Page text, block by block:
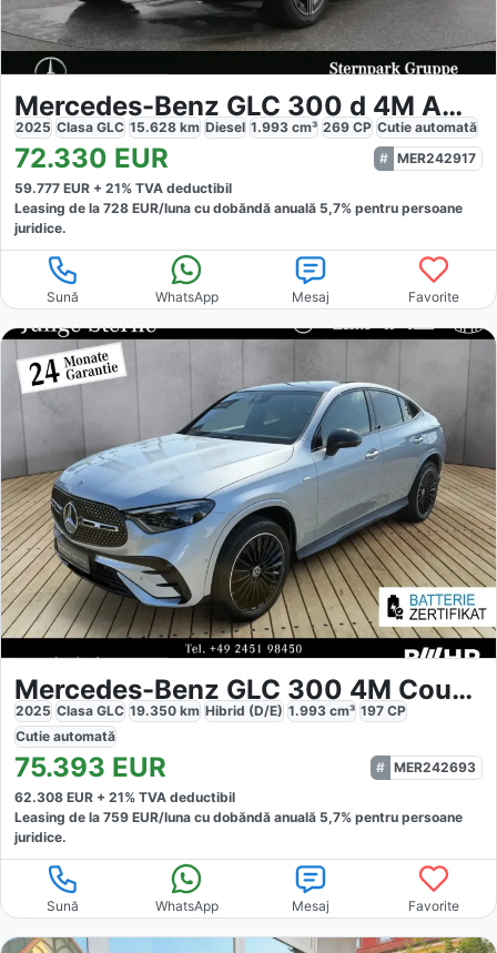
Mercedes-Benz GLC 300 d 4M AMG
2025 Clasa GLC 15.628 km Diesel 1.993 cm³ 269 CP Cutie automată
72.330 EUR
MER242917
59.777 EUR + 21% TVA deductibil
Leasing de la 728 EUR/luna cu dobăndă anuală 5,7% pentru persoane
juridice.
Sună WhatsApp Mesaj Favorite
Mercedes-Benz GLC 300 4M Coupé AMG Night Pano AHK
2025 Clasa GLC 19.350 km Hibrid (D/E) 1.993 cm³ 197 CP
Cutie automată
75.393 EUR
MER242693
62.308 EUR + 21% TVA deductibil
Leasing de la 759 EUR/luna cu dobăndă anuală 5,7% pentru persoane
juridice.
Sună WhatsApp Mesaj Favorite